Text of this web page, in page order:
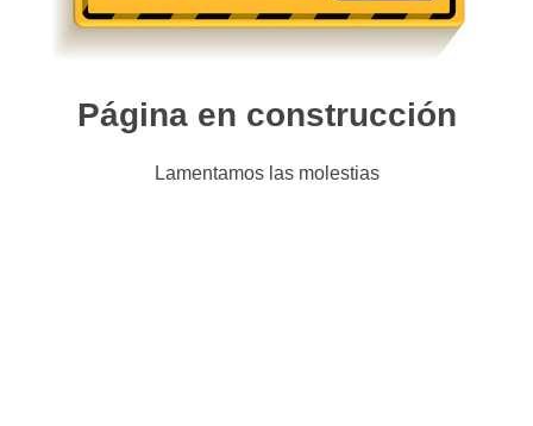
Página en construcción
Lamentamos las molestias